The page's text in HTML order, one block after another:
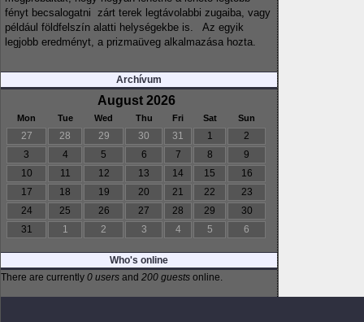
fényt becsalogatni zárt terek legtávolabbi zugaiba, vagy
például földfelszín alatti helységekbe is. Az egyik
legjobb eredményt, a prizmaüveg alkalmazása hozta.
Archívum
August 2026
Mon Tue Wed Thu Fri Sat Sun
27 28 29 30 31 1
2
3
4 5 6 7 8
9
10
11 12 13 14 15
16
17
18 19 20 21 22
23
24
25 26 27 28 29
30
31
1 2 3 4 5 6
Who's online
There are currently 0 users and 200 guests online.